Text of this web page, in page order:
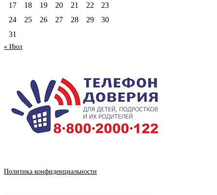
17
18 19 20 21 22
23
24
25 26 27 28 29
30
31
« Июл
Политика конфиденциальности